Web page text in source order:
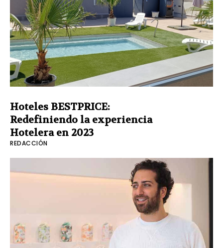
Hoteles BESTPRICE:
Redefiniendo la experiencia
Hotelera en 2023
REDACCIÓN